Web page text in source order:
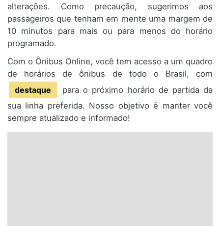
alterações. Como precaução, sugerimos aos
passageiros que tenham em mente uma margem de
10 minutos para mais ou para menos do horário
programado.
Com o Ônibus Online, você tem acesso a um quadro
de horários de ônibus de todo o Brasil, com
destaque
para o próximo horário de partida da
sua linha preferida. Nosso objetivo é manter você
sempre atualizado e informado!